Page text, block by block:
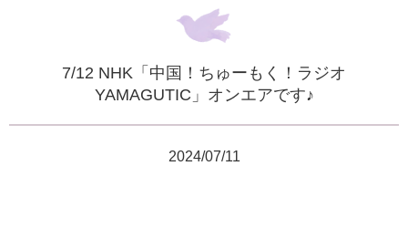
7/12 NHK「中国！ちゅーもく！ラジオ
YAMAGUTIC」オンエアです♪
2024/07/11